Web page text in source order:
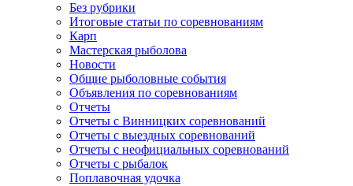
Без рубрики
Итоговые статьи по соревнованиям
Карп
Мастерская рыболова
Новости
Общие рыболовные события
Объявления по соревнованиям
Отчеты
Отчеты с Винницких соревнований
Отчеты с выездных соревнований
Отчеты с неофициальных соревнований
Отчеты с рыбалок
Поплавочная удочка